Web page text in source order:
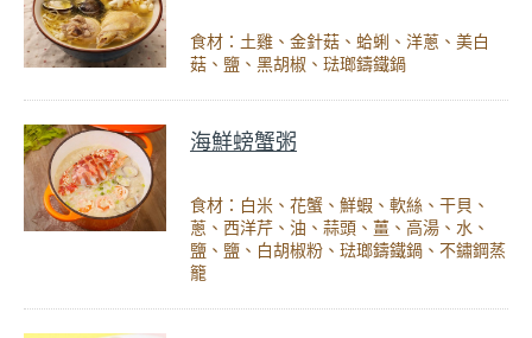
食材：土雞、金針菇、蛤蜊、洋蔥、美白
菇、鹽、黑胡椒、琺瑯鑄鐵鍋
海鮮螃蟹粥
食材：白米、花蟹、鮮蝦、軟絲、干貝、
蔥、西洋芹、油、蒜頭、薑、高湯、水、
鹽、鹽、白胡椒粉、琺瑯鑄鐵鍋、不鏽鋼蒸
籠